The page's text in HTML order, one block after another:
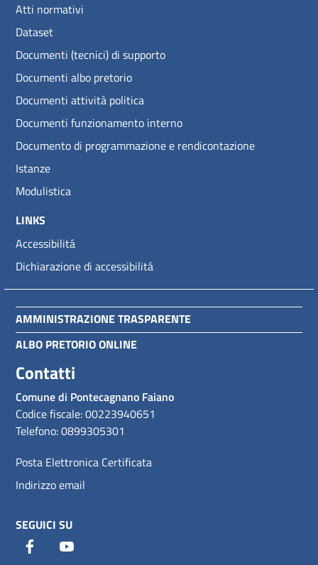
Atti normativi
Dataset
Documenti (tecnici) di supporto
Documenti albo pretorio
Documenti attività politica
Documenti funzionamento interno
Documento di programmazione e rendicontazione
Istanze
Modulistica
LINKS
Accessibilitá
Dichiarazione di accessibilitá
AMMINISTRAZIONE TRASPARENTE
ALBO PRETORIO ONLINE
Contatti
Comune di Pontecagnano Faiano
Codice fiscale: 00223940651
Telefono: 0899305301
Posta Elettronica Certificata
Indirizzo email
SEGUICI SU
Facebook